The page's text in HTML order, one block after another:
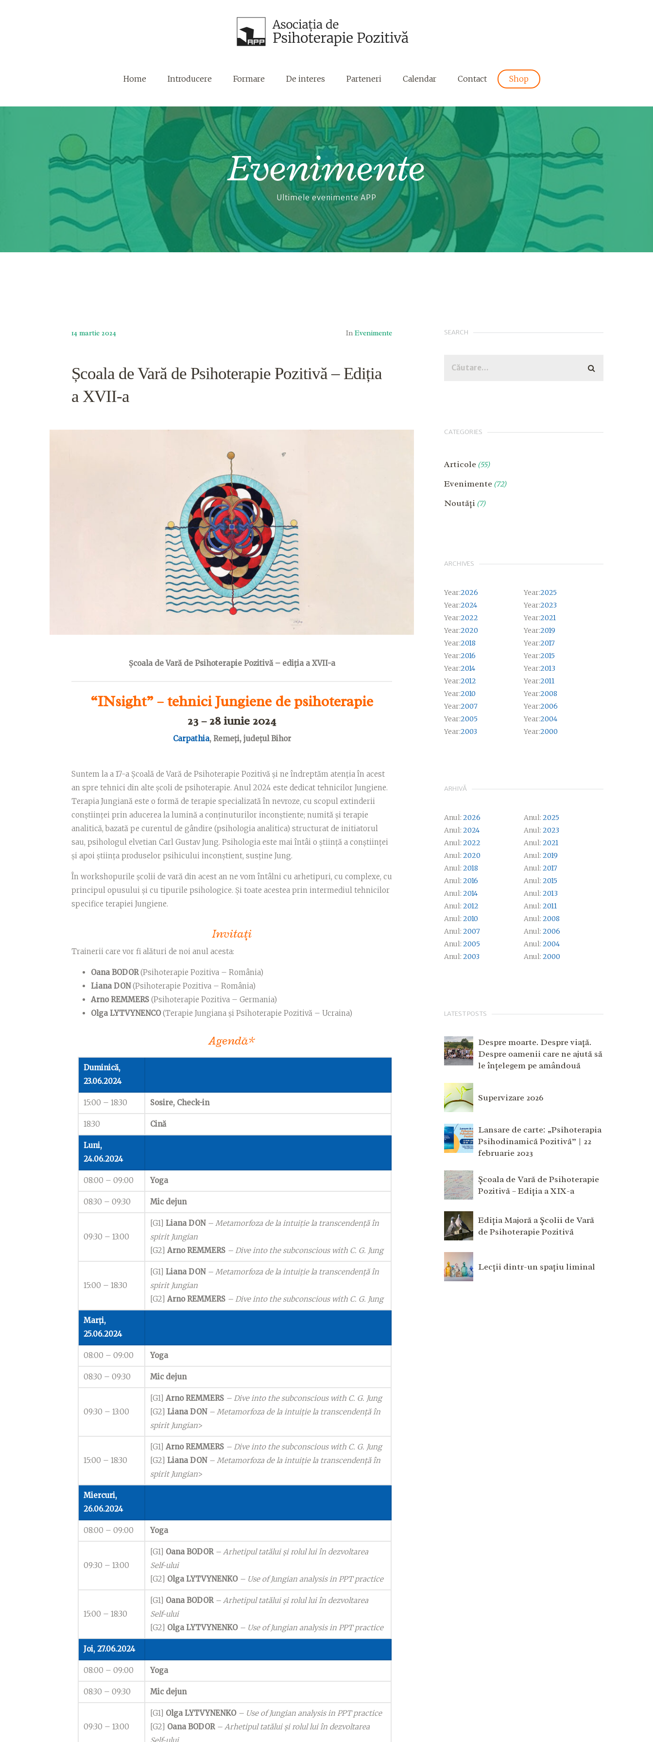
Home Introducere Formare De interes Parteneri Calendar Contact Shop
Evenimente
Ultimele evenimente APP
14 martie 2024 In Evenimente
Școala de Vară de Psihoterapie Pozitivă – Ediția
a XVII-a
Școala de Vară de Psihoterapie Pozitivă – ediția a XVII-a
“INsight” – tehnici Jungiene de psihoterapie
23 – 28 iunie 2024
Carpathia, Remeți, județul Bihor
Suntem la a 17-a Școală de Vară de Psihoterapie Pozitivă și ne îndreptăm atenția în acest
an spre tehnici din alte școli de psihoterapie. Anul 2024 este dedicat tehnicilor Jungiene.
Terapia Jungiană este o formă de terapie specializată în nevroze, cu scopul extinderii
conștiinței prin aducerea la lumină a conținuturilor inconștiente; numită și terapie
analitică, bazată pe curentul de gândire (psihologia analitica) structurat de initiatorul
sau, psihologul elvetian Carl Gustav Jung. Psihologia este mai întâi o știință a conștiinței
și apoi știința produselor psihicului inconștient, susține Jung.
În workshopurile școlii de vară din acest an ne vom întâlni cu arhetipuri, cu complexe, cu
principul opusului și cu tipurile psihologice. Și toate acestea prin intermediul tehnicilor
specifice terapiei Jungiene.
Invitaţi
Trainerii care vor fi alături de noi anul acesta:
Oana BODOR(Psihoterapie Pozitiva – România)
Liana DON(Psihoterapie Pozitiva – România)
Arno REMMERS (Psihoterapie Pozitiva – Germania)
Olga LYTVYNENCO(Terapie Jungiana și Psihoterapie Pozitivă – Ucraina)
Agendă*
Duminică,
23.06.2024
15:00 – 18:30 Sosire, Check-in
18:30 Cină
Luni,
24.06.2024
08:00 – 09:00 Yoga
08:30 – 09:30 Mic dejun
09:30 – 13:00
[G1]Liana DON– Metamorfoza de la intuiție la transcendență în
spirit Jungian
[G2]Arno REMMERS – Dive into the subconscious with C. G. Jung
15:00 – 18:30
[G1]Liana DON– Metamorfoza de la intuiție la transcendență în
spirit Jungian
[G2]Arno REMMERS – Dive into the subconscious with C. G. Jung
Marți,
25.06.2024
08:00 – 09:00 Yoga
08:30 – 09:30 Mic dejun
09:30 – 13:00
[G1]Arno REMMERS – Dive into the subconscious with C. G. Jung
[G2]Liana DON– Metamorfoza de la intuiție la transcendență în
spirit Jungian>
15:00 – 18:30
[G1]Arno REMMERS – Dive into the subconscious with C. G. Jung
[G2]Liana DON– Metamorfoza de la intuiție la transcendență în
spirit Jungian>
Miercuri,
26.06.2024
08:00 – 09:00 Yoga
09:30 – 13:00
[G1] Oana BODOR– Arhetipul tatălui și rolul lui în dezvoltarea
Self-ului
[G2] Olga LYTVYNENKO– Use of Jungian analysis in PPT practice
15:00 – 18:30
[G1] Oana BODOR– Arhetipul tatălui și rolul lui în dezvoltarea
Self-ului
[G2] Olga LYTVYNENKO– Use of Jungian analysis in PPT practice
Joi, 27.06.2024
08:00 – 09:00 Yoga
08:30 – 09:30 Mic dejun
09:30 – 13:00
[G1] Olga LYTVYNENKO– Use of Jungian analysis in PPT practice
[G2] Oana BODOR– Arhetipul tatălui și rolul lui în dezvoltarea
SEARCH
CATEGORIES
Articole (55)
Evenimente (72)
Noutăți (7)
ARCHIVES
Year:2026 Year:2025
Year:2024 Year:2023
Year:2022 Year:2021
Year:2020 Year:2019
Year:2018 Year:2017
Year:2016 Year:2015
Year:2014 Year:2013
Year:2012 Year:2011
Year:2010 Year:2008
Year:2007 Year:2006
Year:2005 Year:2004
Year:2003 Year:2000
ARHIVĂ
Anul:2026 Anul:2025
Anul:2024 Anul:2023
Anul:2022 Anul:2021
Anul:2020 Anul:2019
Anul:2018 Anul:2017
Anul:2016 Anul:2015
Anul:2014 Anul:2013
Anul:2012 Anul:2011
Anul:2010 Anul:2008
Anul:2007 Anul:2006
Anul:2005 Anul:2004
Anul:2003 Anul:2000
LATEST POSTS
Despre moarte. Despre viață.
Despre oamenii care ne ajută să
le înțelegem pe amândouă
Supervizare 2026
Lansare de carte: „Psihoterapia
Psihodinamică Pozitivă” | 22
februarie 2023
Școala de Vară de Psihoterapie
Pozitivă – Ediția a XIX-a
Ediția Majoră a Școlii de Vară
de Psihoterapie Pozitivă
Lecții dintr-un spațiu liminal